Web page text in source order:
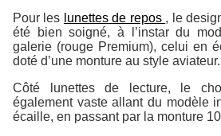
Pour les lunettes de repos , le
été bien soigné, à l’instar du
galerie (rouge Premium), celui en
doté d’une monture au style aviateur.
Côté lunettes de lecture, le
également vaste allant du modèle
écaille, en passant par la monture